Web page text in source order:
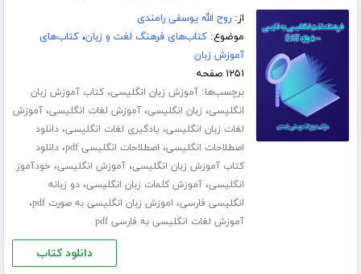
از:روح الله یوسفی رامندی
موضوع:کتاب‌های فرهنگ لغت و زبان،کتاب‌های
آموزش زبان
۱۲۵۱ صفحه
برچسب‌ها:آموزش زبان انگلیسی،کتاب آموزش زبان
انگلیسی، زبان انگلیسی،آموزش لغات انگلیسی،آموزش
لغات زبان انگلیسی، یادگیری لغات انگلیسی،دانلود
اصطلاحات انگلیسی، اصطلاحات انگلیسی pdf ،دانلود
کتاب آموزش زبان انگلیسی،آموزش انگلیسی، خودآموز
انگلیسی،آموزش کلمات زبان انگلیسی،دو زبانه
انگلیسی فارسی، اموزش زبان انگلیسی به صورت pdf ،
آموزش لغات انگلیسی به فارسی pdf
دانلود کتاب